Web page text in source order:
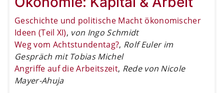
Geschichte und politische Macht ökonomischer
Ideen (Teil XI), von Ingo Schmidt
Weg vom Achtstundentag?, Rolf Euler im
Gespräch mit Tobias Michel
Angriffe auf die Arbeitszeit, Rede von Nicole
Mayer-Ahuja